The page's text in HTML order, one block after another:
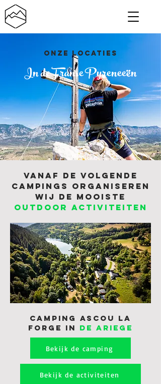
ONZE LOCATIES
In de FransePyreneeën
VANAF DE VOLGENDE
CAMPINGS ORGANISEREN
WIJ de MOOISTE
OUTDOOR ACTIVITEITEN
Camping ASCOU LA
FORGe in de Ariege
Bekijk de camping
Bekijk de activiteiten